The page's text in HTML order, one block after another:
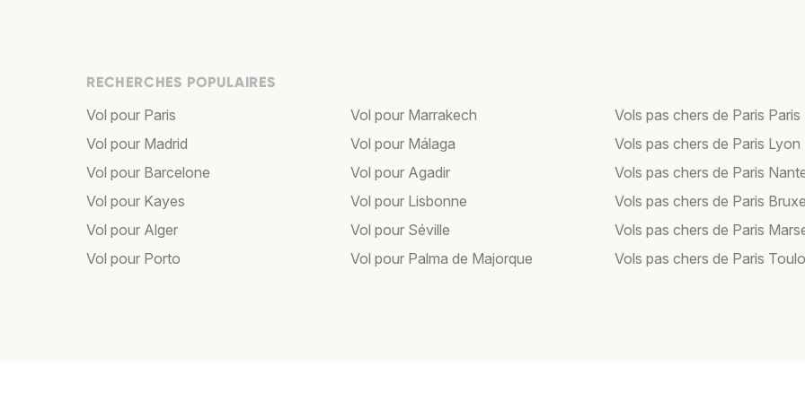
RECHERCHES POPULAIRES
Vol pour Paris
Vol pour Madrid
Vol pour Barcelone
Vol pour Kayes
Vol pour Alger
Vol pour Porto
Vol pour Marrakech
Vol pour Málaga
Vol pour Agadir
Vol pour Lisbonne
Vol pour Séville
Vol pour Palma de Majorque
Vols pas chers de Paris Paris
Vols pas chers de Paris Lyon
Vols pas chers de Paris
Vols pas chers de Paris
Vols pas chers de Paris
Vols pas chers de Paris